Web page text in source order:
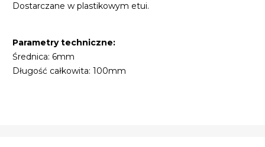
Dostarczane w plastikowym etui.
Parametry techniczne:
Średnica: 6mm
Długość całkowita: 100mm